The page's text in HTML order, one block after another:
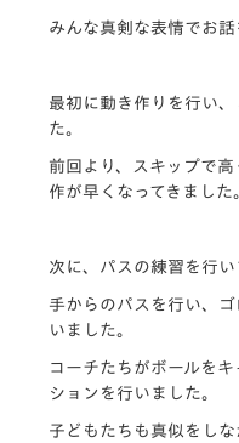
みんな真剣な表情でお話
最初に動き作りを行い
た。
前回より、スキップで高
作が早くなってきました
次に、パスの練習を行い
手からのパスを行い、
いました。
コーチたちがボールを
ションを 行いました。
子どもたちも真似をしな